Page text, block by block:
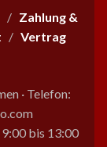
/ Zahlung &
/ Vertrag
·Telefon:
bis 13:00